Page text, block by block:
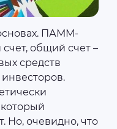
ПАММ-
общий счет –
средств
Но, очевидно, что